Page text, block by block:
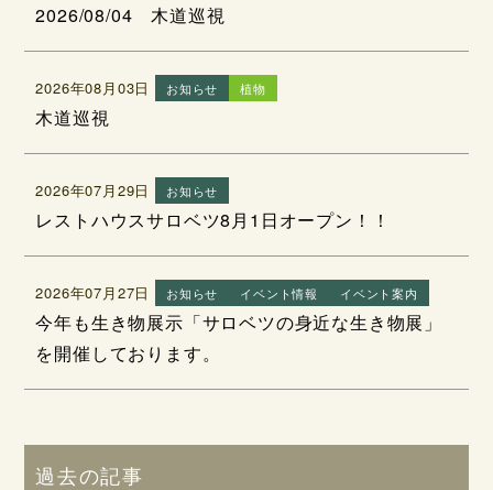
2026/08/04 木道巡視
2026年08月03日 お知らせ 植物
木道巡視
2026年07月29日 お知らせ
レストハウスサロベツ8月1日オープン！！
2026年07月27日 お知らせ イベント情報 イベント案内
今年も生き物展示「サロベツの身近な生き物展」
を開催しております。
過去の記事